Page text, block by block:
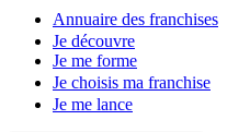
Annuaire des franchises
Je découvre
Je me forme
Je choisis ma franchise
Je me lance